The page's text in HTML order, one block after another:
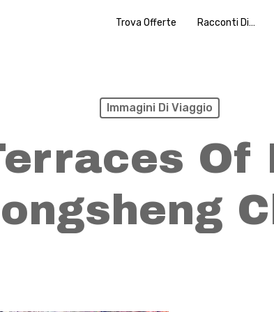
Trova Offerte Racconti Di…
Immagini Di Viaggio
Of